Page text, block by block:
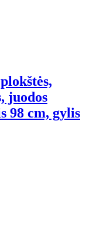
juodos
98 cm, gylis